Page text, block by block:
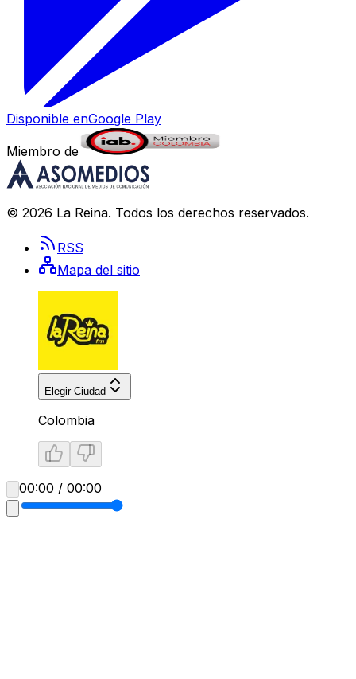
Disponible enGoogle Play
Miembro de
© 2026 La Reina. Todos los derechos reservados.
RSS
Mapa del sitio
Elegir Ciudad
Colombia
00:00 / 00:00